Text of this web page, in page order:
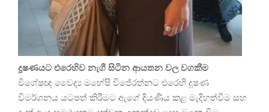
දූෂණයට එරෙහිව නැගී සිටින ආයතන වල වගකීම
විශේෂඥ වෛද්‍ය මහේෂි විජේරත්නට එරෙහි දූෂණ
විමර්ශනය යටපත් කිරීමට ඇගේ දියණිය කළ මැදිහත්වීම සහ